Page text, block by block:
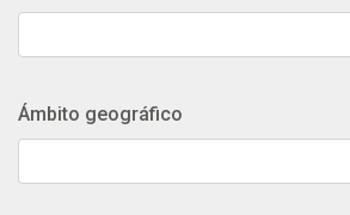
Ámbito geográfico